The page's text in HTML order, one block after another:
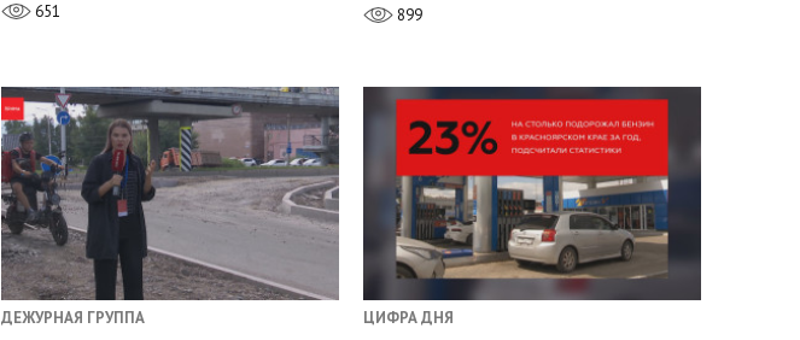
651 899
ДЕЖУРНАЯ ГРУППА ЦИФРА ДНЯ